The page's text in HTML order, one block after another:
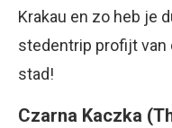
Krakau en zo heb je
stedentrip profijt van
stad!
Czarna Kaczka